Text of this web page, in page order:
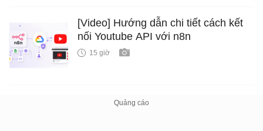
[Video] Hướng dẫn chi tiết cách kết
nối Youtube API với n8n
15 giờ